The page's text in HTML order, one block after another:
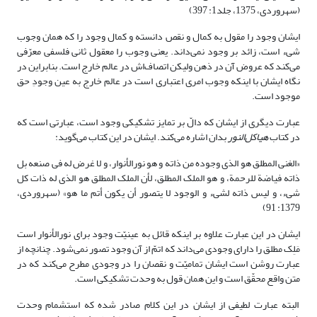
(سهروردی، 1375، جلد1: 397)
ایشان وجود را مقول به کمال و نقص دانسته و کمال وجود را که همان وجوب
شیء است، زائد بر وجود نمی‌داند. یعنی وجوب را معقول ثانی فلسفی معرّفی
می‌کند که عروض آن در ذهن ولیکن اتصاف‌اش در عالم خارج است. بنابراین در
نگاه ایشان با اینکه وجوب امری اعتباری است در عالم خارج به عین وجودِ حق
موجود است.
عبارت دیگری از ایشان که دالّ بر تمایز تشکیکی وجود است، عبارتی است که
در کتابهیاکل‌النوربدان اشاره می‌کند. ایشان در این کتاب می‌گوید:
«الغنى المطلق هو الذى وجوده من ذاته و هو نور‌الأنوار، و لا غرض له فى صنعه بل
ذاته‏ فیاضة للرحمة، و هو الملک المطلق‏، لأن الملک المطلق هو الذى له ذات کل
شى‏ء، و لیس ذاته لشى‏ء و الوجود لا یتصور أن یکون أتم ما هو» (سهروردی،
1379: 91)
ایشان در این عبارت علاوه بر اینکه قائل به عینیّت وجود برای نور‌الأنوار است
مَلِک مطلق را دارای وجودی می‌داند که اتمّ از آن وجود تصور نمی‌شود. چنانچه از
عبارت روشن است ایشان تمامیّت و نقصان را در وجودی مطرح می‌کند که در
متن واقع محقّق است و این همان قول به وحدت تشکیکی است.
البته عبارت لطیفی از ایشان در این کلام صادر شده که استشمام وحدت